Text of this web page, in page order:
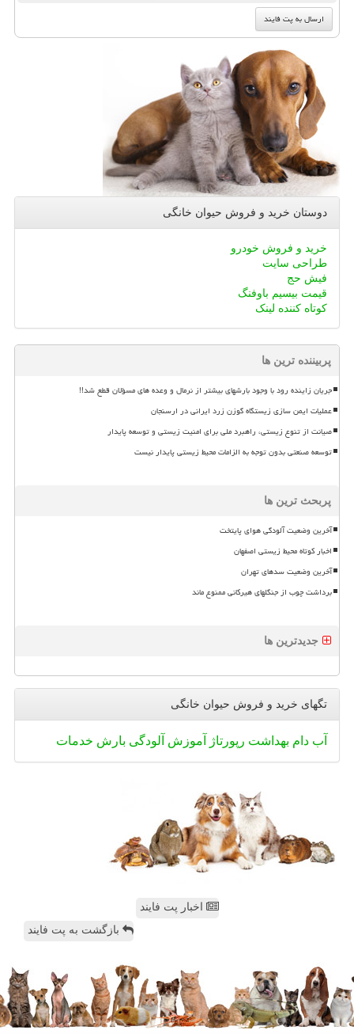
دوستان خرید و فروش حیوان خانگی
خرید و فروش خودرو
طراحی سایت
فیش حج
قیمت بیسیم باوفنگ
کوتاه کننده لینک
پربیننده ترین ها
جریان زاینده رود با وجود بارشهای بیشتر از نرمال و وعده های مسؤلان قطع شد!!
عملیات ایمن سازی زیستگاه گوزن زرد ایرانی در ارسنجان
صیانت از تنوع زیستی، راهبرد ملی برای امنیت زیستی و توسعه پایدار
توسعه صنعتی بدون توجه به الزامات محیط زیستی پایدار نیست
پربحث ترین ها
آخرین وضعیت آلودگی هوای پایتخت
اخبار کوتاه محیط زیستی اصفهان
آخرین وضعیت سدهای تهران
برداشت چوب از جنگلهای هیرکانی ممنوع ماند
جدیدترین ها
تگهای خرید و فروش حیوان خانگی
آب دام بهداشت رپورتاژ آموزش آلودگی بارش خدمات
اخبار پت فایند
بازگشت به پت فایند